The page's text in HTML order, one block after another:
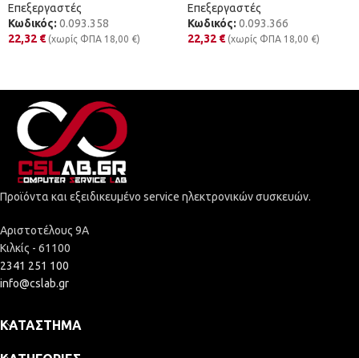
Επεξεργαστές
Κωδικός: 0.093.358
22,32 € (χωρίς ΦΠΑ 18,00 €)
Επεξεργαστές
Κωδικός: 0.093.366
22,32 € (χωρίς ΦΠΑ 18,00 €)
Προϊόντα και εξειδικευμένο service ηλεκτρονικών συσκευών.
Αριστοτέλους 9Α
Κιλκίς - 61100
2341 251 100
info@cslab.gr
ΚΑΤΆΣΤΗΜΑ